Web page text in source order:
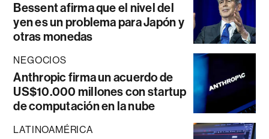
Bessent afirma que el nivel del
yen es un problema para Japón y
otras monedas
NEGOCIOS
Anthropic firma un acuerdo de
US$10.000 millones con startup
de computación en la nube
LATINOAMÉRICA